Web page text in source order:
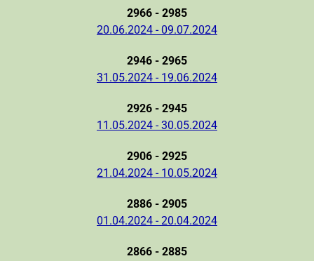
2966 - 2985
20.06.2024 - 09.07.2024
2946 - 2965
31.05.2024 - 19.06.2024
2926 - 2945
11.05.2024 - 30.05.2024
2906 - 2925
21.04.2024 - 10.05.2024
2886 - 2905
01.04.2024 - 20.04.2024
2866 - 2885